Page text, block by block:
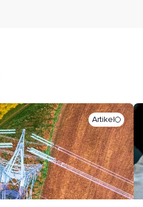
Artikel